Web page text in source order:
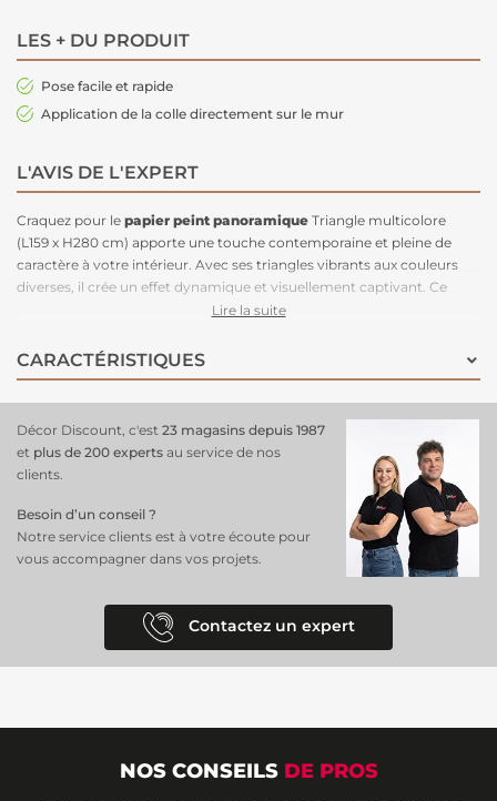
LES + DU PRODUIT
Pose facile et rapide
Application de la colle directement sur le mur
L'AVIS DE L'EXPERT
Craquez pour le papier peint panoramique Triangle multicolore
(L159 x H280 cm) apporte une touche contemporaine et pleine de
caractère à votre intérieur. Avec ses triangles vibrants aux couleurs
diverses, il crée un effet dynamique et visuellement captivant. Ce
décor mural parfait pour un salon , une salle à manger, un bureau ou
une esthétique unique et un style audacieux à n'importe quel espace.
Panoramique3 lés.
Lire la suite
CARACTÉRISTIQUES
Décor Discount, c'est 23 magasins depuis 1987
et plus de 200 experts au service de nos
clients.
Besoin d’un conseil ?
Notre service clients est à votre écoute pour
vous accompagner dans vos projets.
Contactez un expert
NOS CONSEILS DE PROS